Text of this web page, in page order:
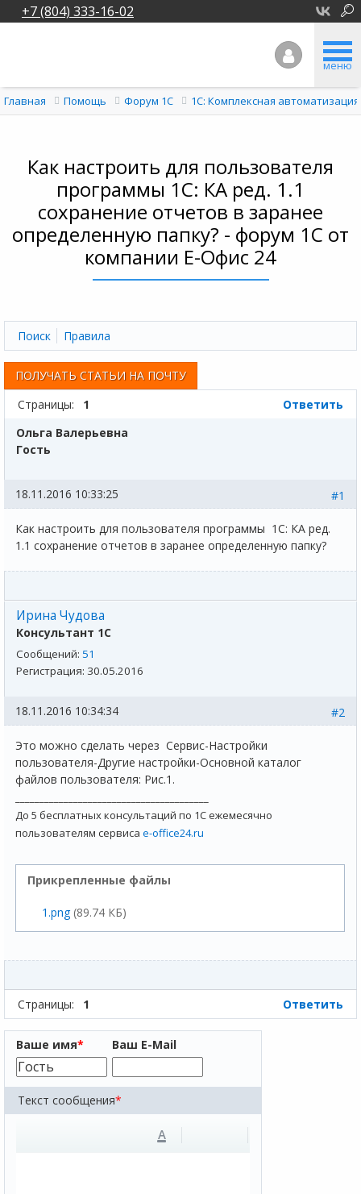
+7 (804) 333-16-02
меню
Главная Помощь Форум 1C 1С: Комплексная автоматизация
Как настроить для пользователя
программы 1С: КА ред. 1.1
сохранение отчетов в заранее
определенную папку? - форум 1С от
компании Е-Офис 24
Поиск Правила
ПОЛУЧАТЬ СТАТЬИ НА ПОЧТУ
Страницы:
1
Ответить
Ольга Валерьевна
Гость
#1
18.11.2016 10:33:25
Как настроить для пользователя программы 1С: КА ред.
1.1 сохранение отчетов в заранее определенную папку?
Ирина Чудова
Консультант 1С
Сообщений: 51
Регистрация: 30.05.2016
#2
18.11.2016 10:34:34
Это можно сделать через Сервис-Настройки
пользователя-Другие настройки-Основной каталог
файлов пользователя: Рис.1.
До 5 бесплатных консультаций по 1С ежемесячно
пользователям сервиса e-office24.ru
Прикрепленные файлы
1.png (89.74 КБ)
Страницы: 1 Ответить
Ваше имя* Ваш E-Mail
Текст сообщения*
A